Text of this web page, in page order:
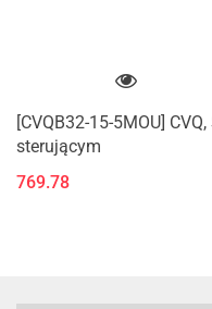
[CVQB32-15-5MOU]
sterującym
769.78